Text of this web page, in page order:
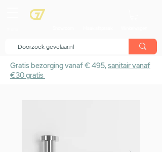
Gratis bezorging vanaf € 495,sanitair vanaf
€30 gratis